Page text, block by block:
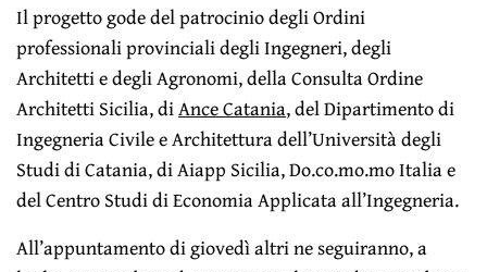
Il progetto gode del patrocinio degli Ordini
professionali provinciali degli Ingegneri, degli
Architetti e degli Agronomi, della Consulta Ordine
Architetti Sicilia, diAnce Catania, del Dipartimento di
Ingegneria Civile e Architettura dell’Università degli
Studi di Catania, di Aiapp Sicilia, Do.co.mo.mo Italia e
del Centro Studi di Economia Applicata all’Ingegneria.
All’appuntamento di giovedì altri ne seguiranno, a